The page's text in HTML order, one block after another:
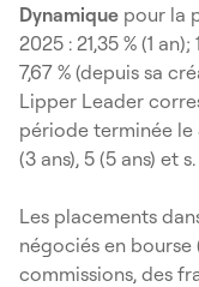
Dynamique pour la
2025 : 21,35 % (1
7,67 % (depuis sa
Lipper Leader
période terminée le
(3 ans), 5 (5 ans) et s.
Les placements
négociés en bourse
commissions, des